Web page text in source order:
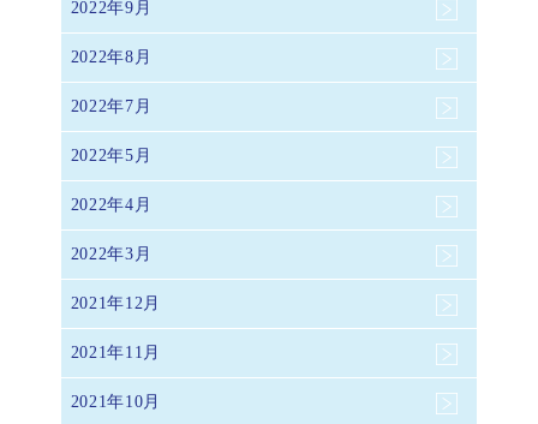
2022年9月
2022年8月
2022年7月
2022年5月
2022年4月
2022年3月
2021年12月
2021年11月
2021年10月